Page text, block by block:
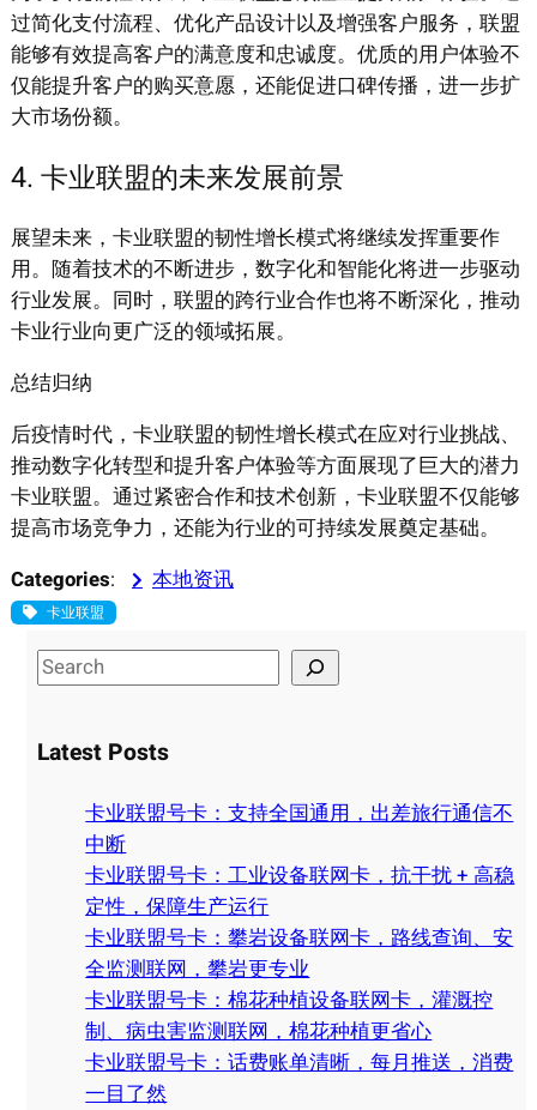
过简化支付流程、优化产品设计以及增强客户服务，联盟
能够有效提高客户的满意度和忠诚度。优质的用户体验不
仅能提升客户的购买意愿，还能促进口碑传播，进一步扩
大市场份额。
4. 卡业联盟的未来发展前景
展望未来，卡业联盟的韧性增长模式将继续发挥重要作
用。随着技术的不断进步，数字化和智能化将进一步驱动
行业发展。同时，联盟的跨行业合作也将不断深化，推动
卡业行业向更广泛的领域拓展。
总结归纳
后疫情时代，卡业联盟的韧性增长模式在应对行业挑战、
推动数字化转型和提升客户体验等方面展现了巨大的潜力
卡业联盟。通过紧密合作和技术创新，卡业联盟不仅能够
提高市场竞争力，还能为行业的可持续发展奠定基础。
Categories: 本地资讯
卡业联盟
S
e
r
Latest Posts
卡业联盟号卡：支持全国通用，出差旅行通信不
中断
卡业联盟号卡：工业设备联网卡，抗干扰 + 高稳
定性，保障生产运行
卡业联盟号卡：攀岩设备联网卡，路线查询、安
全监测联网，攀岩更专业
卡业联盟号卡：棉花种植设备联网卡，灌溉控
制、病虫害监测联网，棉花种植更省心
卡业联盟号卡：话费账单清晰，每月推送，消费
一目了然